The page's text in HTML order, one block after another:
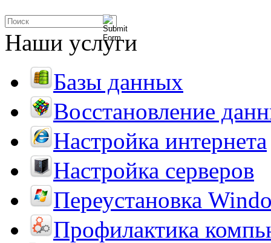
Наши услуги
Базы данных
Восстановление
Настройка интернета
Настройка серверов
Переустановка
Профилактика